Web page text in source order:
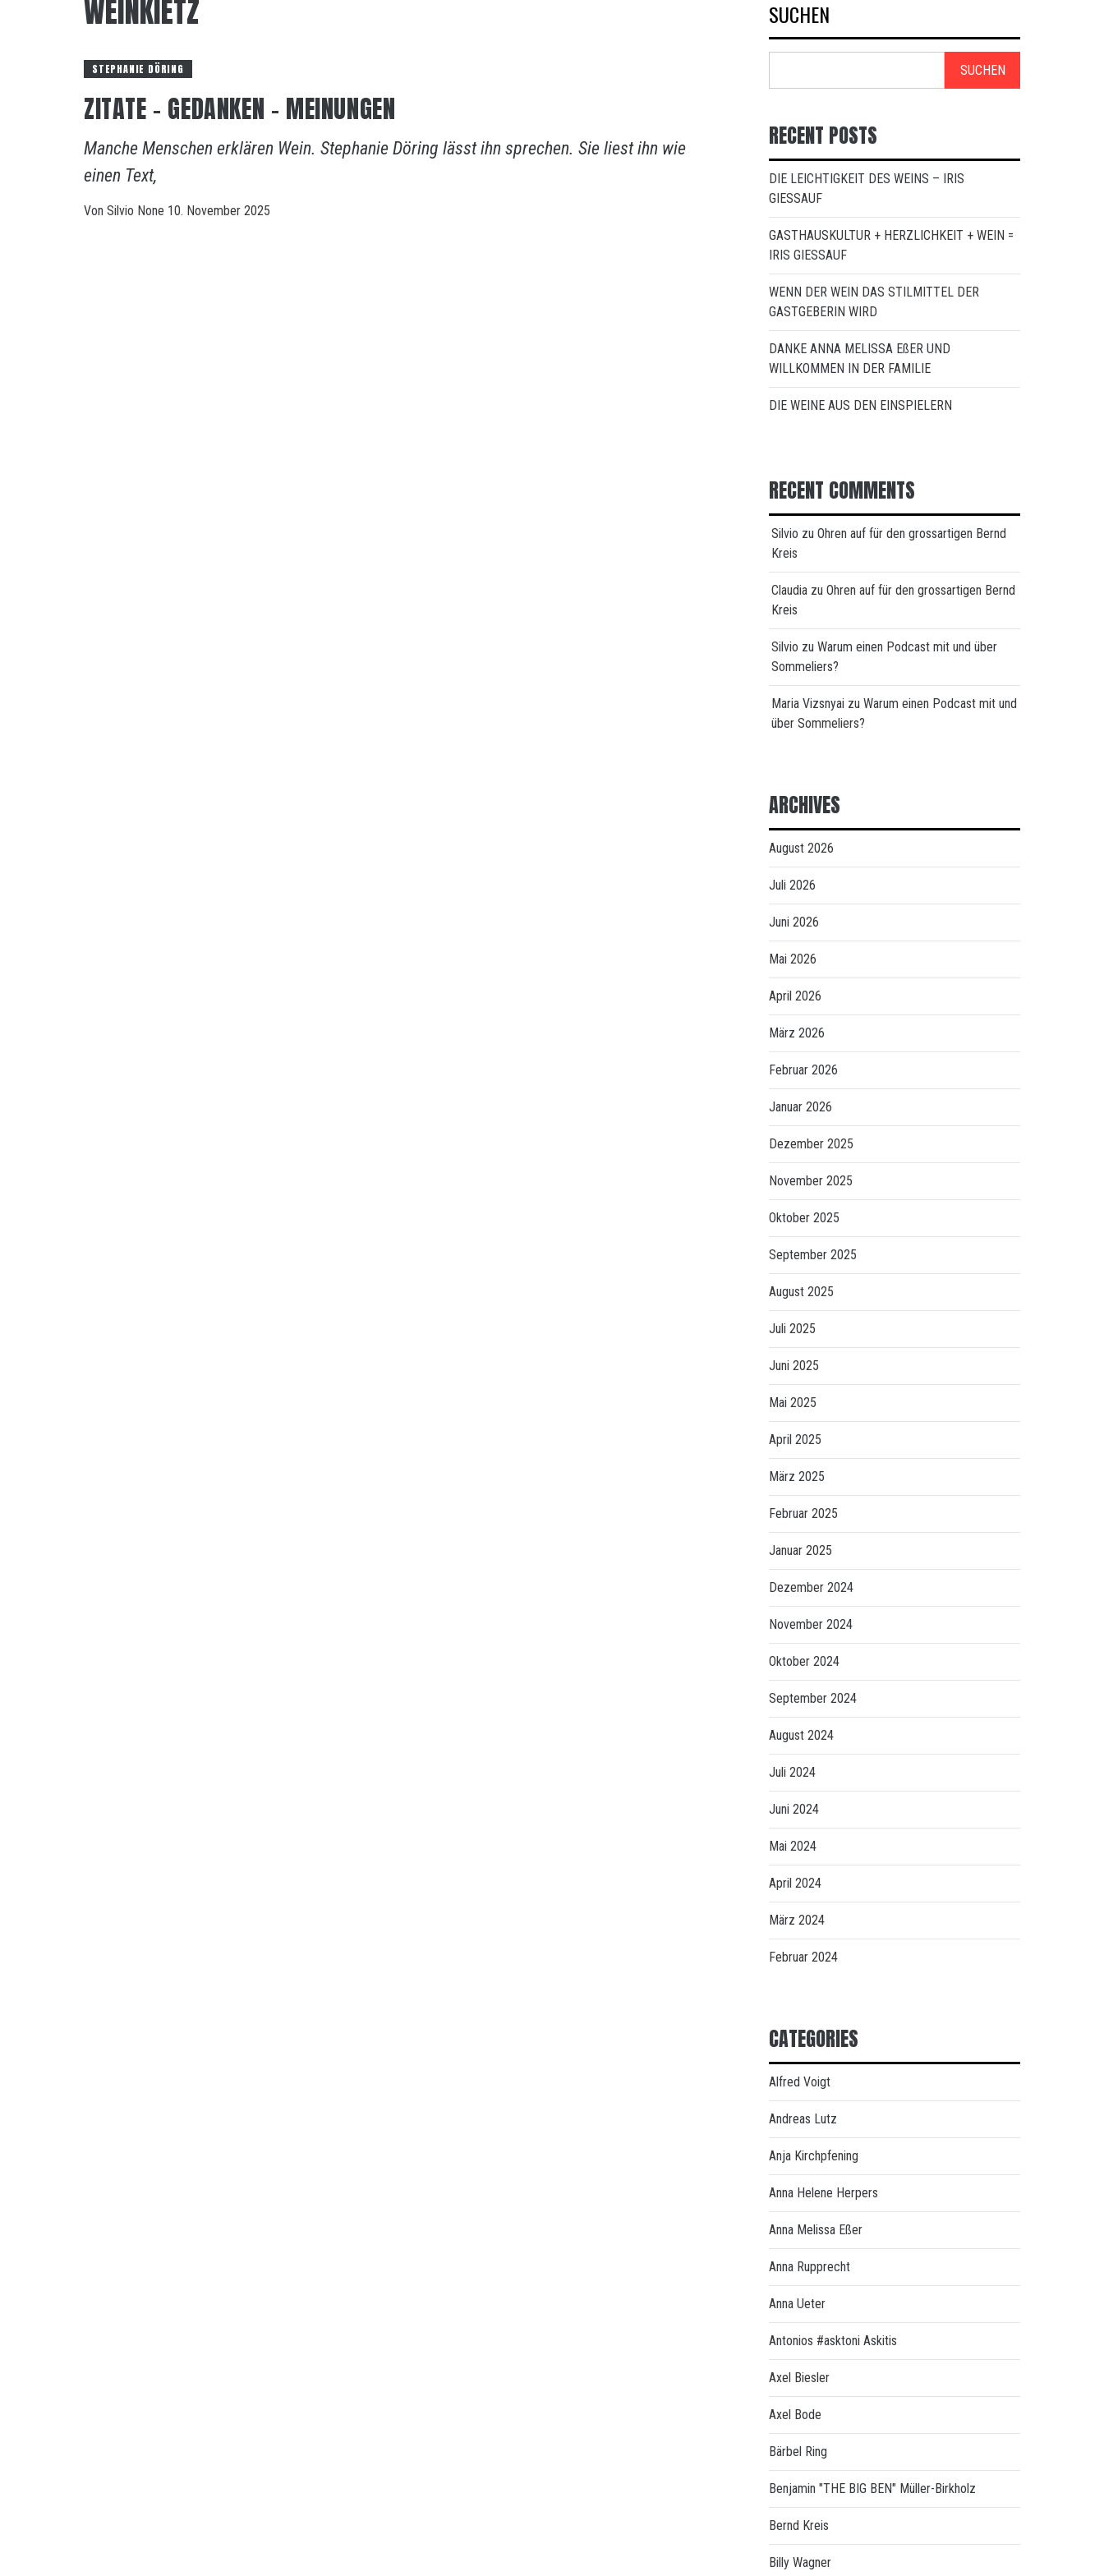
WEINKIETZ
STEPHANIE DÖRING
ZITATE – GEDANKEN – MEINUNGEN
Manche Menschen erklären Wein. Stephanie Döring lässt ihn sprechen. Sie liest ihn wie
einen Text,
Von Silvio None 10. November 2025
SUCHEN
SUCHEN
RECENT POSTS
DIE LEICHTIGKEIT DES WEINS – IRIS
GIESSAUF
GASTHAUSKULTUR + HERZLICHKEIT + WEIN =
IRIS GIESSAUF
WENN DER WEIN DAS STILMITTEL DER
GASTGEBERIN WIRD
DANKE ANNA MELISSA EßER UND
WILLKOMMEN IN DER FAMILIE
DIE WEINE AUS DEN EINSPIELERN
RECENT COMMENTS
Silvio zu Ohren auf für den grossartigen Bernd
Kreis
Claudia zu Ohren auf für den grossartigen Bernd
Kreis
Silvio zu Warum einen Podcast mit und über
Sommeliers?
Maria Vizsnyai zu Warum einen Podcast mit und
über Sommeliers?
ARCHIVES
August 2026
Juli 2026
Juni 2026
Mai 2026
April 2026
März 2026
Februar 2026
Januar 2026
Dezember 2025
November 2025
Oktober 2025
September 2025
August 2025
Juli 2025
Juni 2025
Mai 2025
April 2025
März 2025
Februar 2025
Januar 2025
Dezember 2024
November 2024
Oktober 2024
September 2024
August 2024
Juli 2024
Juni 2024
Mai 2024
April 2024
März 2024
Februar 2024
CATEGORIES
Alfred Voigt
Andreas Lutz
Anja Kirchpfening
Anna Helene Herpers
Anna Melissa Eßer
Anna Rupprecht
Anna Ueter
Antonios #asktoni Askitis
Axel Biesler
Axel Bode
Bärbel Ring
Benjamin "THE BIG BEN" Müller-Birkholz
Bernd Kreis
Billy Wagner